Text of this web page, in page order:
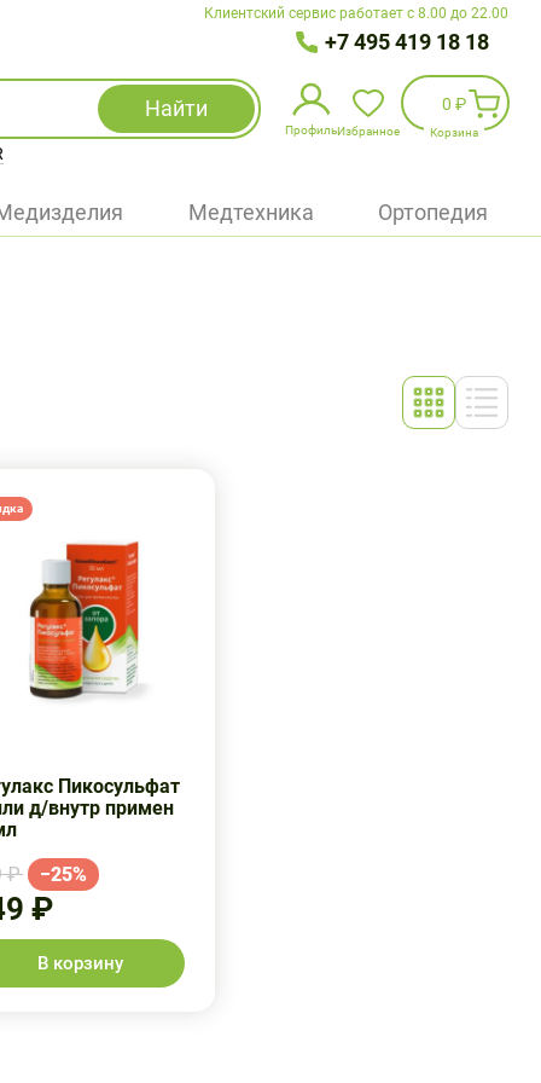
Клиентский сервис работает с 8.00 до 22.00
+7 495 419 18 18
Найти
Профиль
Избранное
Войти
Избранное
0 ₽
Корзина
Медтехника Ортопедия
Пикосульфат
д/внутр примен
₽
−25%
₽
В корзину